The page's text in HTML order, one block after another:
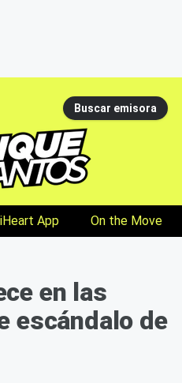
Buscar emisora
App On the Move
en las
escándalo de